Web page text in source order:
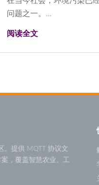
问题之一。…
阅读全文
。提供 MQTT 协议文
，覆盖智慧农业、工